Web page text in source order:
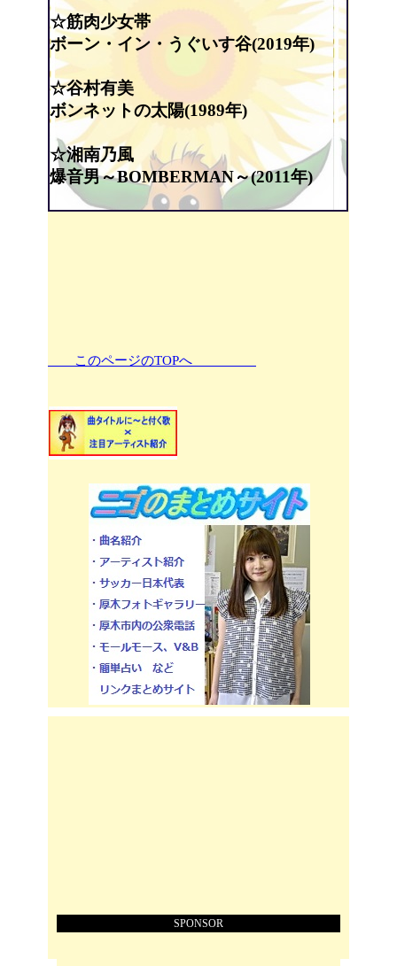
☆筋肉少女帯
ボーン・イン・うぐいす谷(2019年)
☆谷村有美
ボンネットの太陽(1989年)
☆湘南乃風
爆音男～BOMBERMAN～(2011年)
このページのTOPへ
SPONSOR